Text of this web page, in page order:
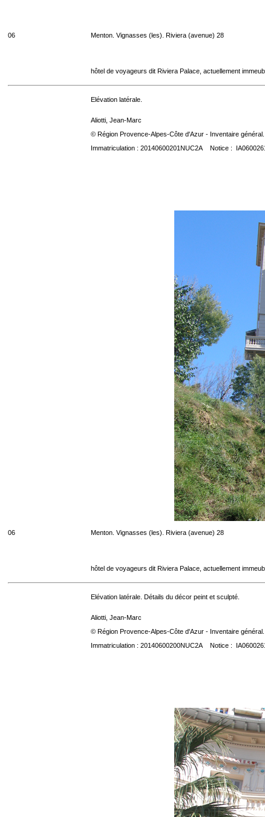
06 Menton. Vignasses (les). Riviera (avenue) 28
hôtel de voyageurs dit Riviera Palace, actuellement
Elévation latérale.
Aliotti, Jean-Marc
© Région Provence-Alpes-Côte d'Azur - Inventaire
Immatriculation : 20140600201NUC2A Notice :
06 Menton. Vignasses (les). Riviera (avenue) 28
hôtel de voyageurs dit Riviera Palace, actuellement
Elévation latérale. Détails du décor peint et sculpté.
Aliotti, Jean-Marc
© Région Provence-Alpes-Côte d'Azur - Inventaire
Immatriculation : 20140600200NUC2A Notice :